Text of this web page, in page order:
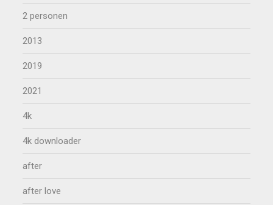
2 personen
2013
2019
2021
4k
4k downloader
after
after love